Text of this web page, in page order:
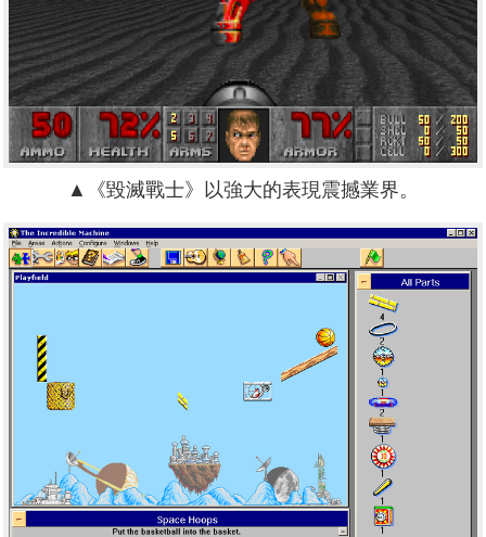
▲《毀滅戰士》以強大的表現震撼業界。